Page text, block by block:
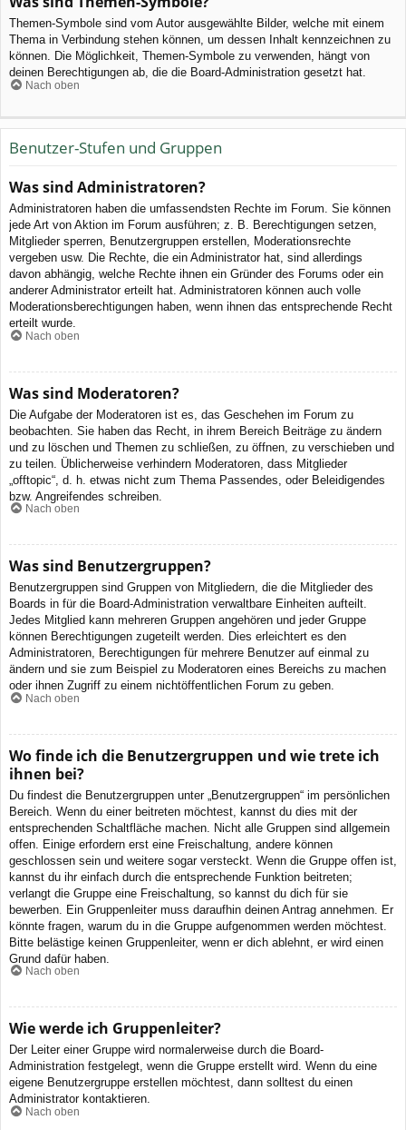
Themen-Symbole sind vom Autor ausgewählte Bilder, welche mit einem
Thema in Verbindung stehen können, um dessen Inhalt kennzeichnen zu
können. Die Möglichkeit, Themen-Symbole zu verwenden, hängt von
deinen Berechtigungen ab, die die Board-Administration gesetzt hat.
Nach oben
Benutzer-Stufen und Gruppen
Was sind Administratoren?
Administratoren haben die umfassendsten Rechte im Forum. Sie können
jede Art von Aktion im Forum ausführen; z. B. Berechtigungen setzen,
Mitglieder sperren, Benutzergruppen erstellen, Moderationsrechte
vergeben usw. Die Rechte, die ein Administrator hat, sind allerdings
davon abhängig, welche Rechte ihnen ein Gründer des Forums oder ein
anderer Administrator erteilt hat. Administratoren können auch volle
Moderationsberechtigungen haben, wenn ihnen das entsprechende Recht
erteilt wurde.
Nach oben
Was sind Moderatoren?
Die Aufgabe der Moderatoren ist es, das Geschehen im Forum zu
beobachten. Sie haben das Recht, in ihrem Bereich Beiträge zu ändern
und zu löschen und Themen zu schließen, zu öffnen, zu verschieben und
zu teilen. Üblicherweise verhindern Moderatoren, dass Mitglieder
„offtopic“, d. h. etwas nicht zum Thema Passendes, oder Beleidigendes
bzw. Angreifendes schreiben.
Nach oben
Was sind Benutzergruppen?
Benutzergruppen sind Gruppen von Mitgliedern, die die Mitglieder des
Boards in für die Board-Administration verwaltbare Einheiten aufteilt.
Jedes Mitglied kann mehreren Gruppen angehören und jeder Gruppe
können Berechtigungen zugeteilt werden. Dies erleichtert es den
Administratoren, Berechtigungen für mehrere Benutzer auf einmal zu
ändern und sie zum Beispiel zu Moderatoren eines Bereichs zu machen
oder ihnen Zugriff zu einem nichtöffentlichen Forum zu geben.
Nach oben
Wo finde ich die Benutzergruppen und wie trete ich
ihnen bei?
Du findest die Benutzergruppen unter „Benutzergruppen“ im persönlichen
Bereich. Wenn du einer beitreten möchtest, kannst du dies mit der
entsprechenden Schaltfläche machen. Nicht alle Gruppen sind allgemein
offen. Einige erfordern erst eine Freischaltung, andere können
geschlossen sein und weitere sogar versteckt. Wenn die Gruppe offen ist,
kannst du ihr einfach durch die entsprechende Funktion beitreten;
verlangt die Gruppe eine Freischaltung, so kannst du dich für sie
bewerben. Ein Gruppenleiter muss daraufhin deinen Antrag annehmen. Er
könnte fragen, warum du in die Gruppe aufgenommen werden möchtest.
Bitte belästige keinen Gruppenleiter, wenn er dich ablehnt, er wird einen
Grund dafür haben.
Nach oben
Wie werde ich Gruppenleiter?
Der Leiter einer Gruppe wird normalerweise durch die Board-
Administration festgelegt, wenn die Gruppe erstellt wird. Wenn du eine
eigene Benutzergruppe erstellen möchtest, dann solltest du einen
Administrator kontaktieren.
Nach oben